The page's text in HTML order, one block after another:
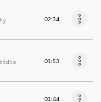
02:34
,
01:53
01:44